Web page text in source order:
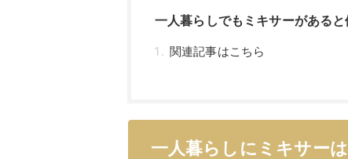
一人暮らしでもミキサーがある
関連記事はこちら
一人暮らしにミキサー